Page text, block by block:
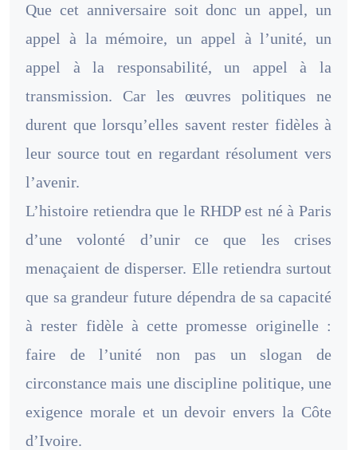
Que cet anniversaire soit donc un appel, un
appel à la mémoire, un appel à l’unité, un
appel à la responsabilité, un appel à la
transmission. Car les œuvres politiques ne
durent que lorsqu’elles savent rester fidèles à
leur source tout en regardant résolument vers
l’avenir.
L’histoire retiendra que le RHDP est né à Paris
d’une volonté d’unir ce que les crises
menaçaient de disperser. Elle retiendra surtout
que sa grandeur future dépendra de sa capacité
à rester fidèle à cette promesse originelle :
faire de l’unité non pas un slogan de
circonstance mais une discipline politique, une
exigence morale et un devoir envers la Côte
d’Ivoire.